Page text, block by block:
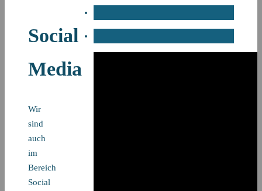
Social
Media
Wir
sind
auch
im
Bereich
Social